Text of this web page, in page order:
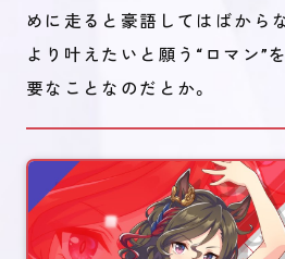
めに走ると豪語してはばから
より叶えたいと願う“ロマン”
要なことなのだとか。